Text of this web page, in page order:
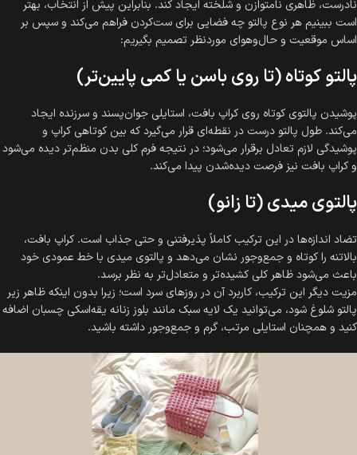
نادرست، ظاهری نامتوازن و شلخته ایجاد کند. بنابراین پیش از انتخاب، بهتر
است ببینیم هر نوع پالتو چه فضایی برای ست‌کردن فراهم می‌کند و سپس بر
اساس موقعیت و حال‌وهوای موردنظر تصمیم بگیریم:
پالتو کوتاه (تا روی باسن یا کمی پایین‌تر)
پوشیدن پالتوی کوتاه روی کراپ بافت، استایلی جوان‌پسند و سرزنده ایجاد
می‌کند. طول پالتو درست در نقطه‌ای قرار می‌گیرد که بین کوتاهی کراپ و
پوشیدگی لازم تعادل برقرار می‌شود؛ در نتیجه فرم کلی بدن منظم‌تر دیده می‌شود
و کراپ بافت نیز فرصت دیده‌شدن پیدا می‌کند.
پالتوی میدی (تا زانو)
تضاد اندازه‌ها در این ترکیب کاملاً پذیرفتنی و حتی جذاب است. کراپ بافت،
بالاتنه را کوتاه و جمع‌وجور نشان می‌دهد و پالتوی میدی با خط عمودی خود
باعث می‌شود ظاهر کلی کشیده‌تر و متعادل‌تر به نظر برسد.
مزیت دیگر این ترکیب، کاربرد آن در روزهای سرد است؛ زیرا بدون اینکه ظاهر زیر
پالتو شلوغ شود، می‌توانید یک لایه سبک مانند بلوز زنانه یقه‌اسکی چسبان اضافه
کنید و همچنان استایلی مرتب، گرم و جمع‌وجور داشته باشید.